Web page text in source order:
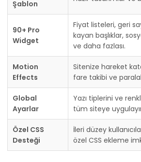
Şablon
90+ Pro
Widget
Fiyat listeleri, geri
kayan başlıklar,
ve daha fazlası.
Motion
Effects
Sitenize hareket
fare takibi ve
Global
Ayarlar
Yazı tiplerini ve
tüm siteye
Özel CSS
Desteği
İleri düzey
özel CSS ekleme